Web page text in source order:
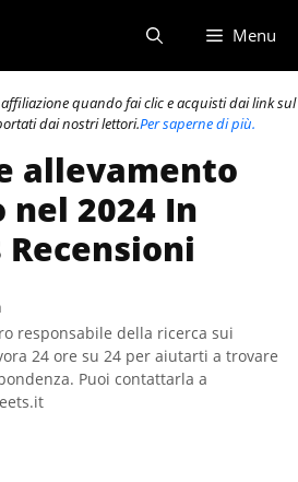
Menu
quando fai clic e acquisti dai link sul
dai nostri lettori.Per saperne di più.
allevamento
nel 2024 In
Recensioni
responsabile della ricerca sui
24 ore su 24 per aiutarti a trovare
Puoi contattarla a